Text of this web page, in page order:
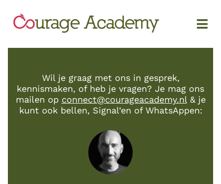
Wil je graag met ons in gesprek,
kennismaken, of heb je vragen? Je mag ons
mailen op connect@courageacademy.nl& je
kunt ook bellen, Signal’en of WhatsAppen: